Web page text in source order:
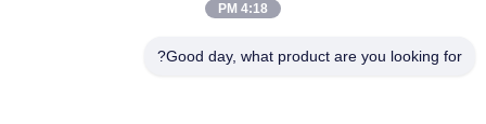
4:18 PM
Good day, what product are you looking for?